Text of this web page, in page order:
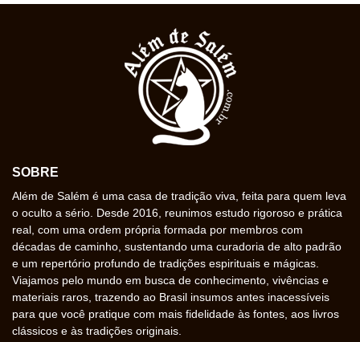
SOBRE
Além de Salém é uma casa de tradição viva, feita para quem leva
o oculto a sério. Desde 2016, reunimos estudo rigoroso e prática
real, com uma ordem própria formada por membros com
décadas de caminho, sustentando uma curadoria de alto padrão
e um repertório profundo de tradições espirituais e mágicas.
Viajamos pelo mundo em busca de conhecimento, vivências e
materiais raros, trazendo ao Brasil insumos antes inacessíveis
para que você pratique com mais fidelidade às fontes, aos livros
clássicos e às tradições originais.